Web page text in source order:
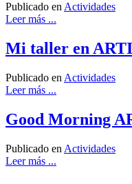
Publicado en Actividades
Leer más ...
Mi taller en
Publicado en Actividades
Leer más ...
Good Morning
Publicado en Actividades
Leer más ...